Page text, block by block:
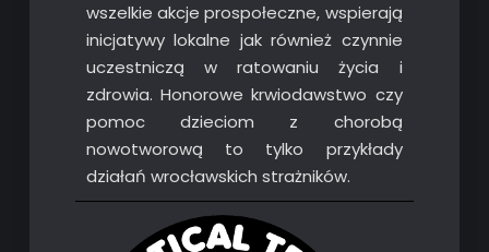
wszelkie akcje prospołeczne, wspierają
inicjatywy lokalne jak również czynnie
uczestniczą w ratowaniu życia i
zdrowia. Honorowe krwiodawstwo czy
pomoc dzieciom z chorobą
nowotworową to tylko przykłady
działań wrocławskich strażników.